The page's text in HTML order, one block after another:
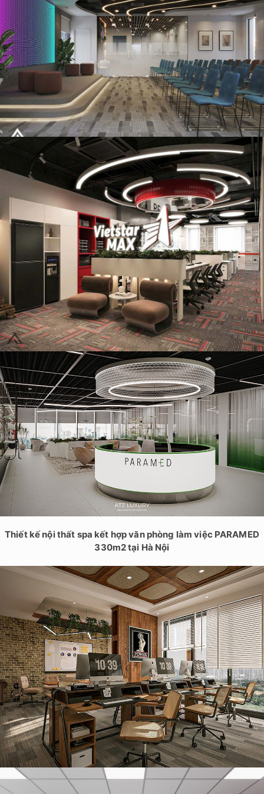
Thiết kế văn phòng công ty Happa tại Hà Nội
Thiết kế văn phòng công ty truyền thông Vietstarmax 120m2
tại Hà Nội
Thiết kế nội thất spa kết hợp văn phòng làm việc PARAMED
330m2 tại Hà Nội
Thiết kế văn phòng cho thuê cao cấp 70m2 tại Tây Hồ, Hà Nội